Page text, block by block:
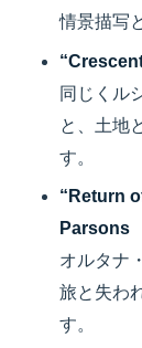
情景描写
同じくル
と、土地
す。
“Return
Parsons
オルタナ
旅と失わ
す。